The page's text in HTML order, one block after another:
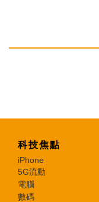
科技焦點
iPhone
5G流動
電腦
數碼